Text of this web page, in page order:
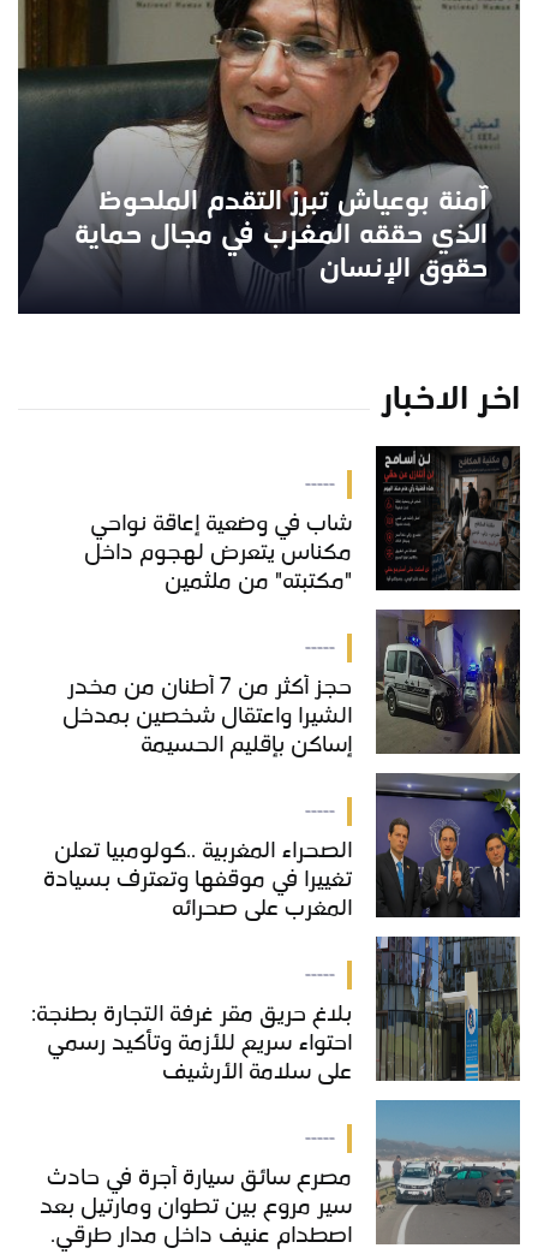
آمنة بوعياش تبرز التقدم الملحوظ
الذي حققه المغرب في مجال حماية
حقوق الإنسان
اخر الاخبار
-----
شاب في وضعية إعاقة نواحي
مكناس يتعرض لهجوم داخل
"مكتبته" من ملثمين
-----
حجز أكثر من 7 أطنان من مخدر
الشيرا واعتقال شخصين بمدخل
إساكن بإقليم الحسيمة
-----
الصحراء المغربية ..كولومبيا تعلن
تغييرا في موقفها وتعترف بسيادة
المغرب على صحرائه
-----
بلاغ حريق مقر غرفة التجارة بطنجة:
احتواء سريع للأزمة وتأكيد رسمي
على سلامة الأرشيف
-----
مصرع سائق سيارة أجرة في حادث
سير مروع بين تطوان ومارتيل بعد
اصطدام عنيف داخل مدار طرقي.